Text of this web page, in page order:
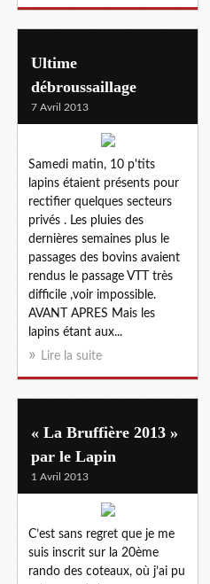
Ultime
débroussaillage
7 Avril 2013
Samedi matin, 10 p'tits
lapins étaient présents pour
rectifier quelques secteurs
privés . Les pluies des
dernières semaines plus le
passages des bovins avaient
rendus le passage VTT très
difficile ,voir impossible.
AVANT APRES Mais les
lapins étant aux...
Lire la suite
« La Bruffière 2013 »
par le Lapin
1 Avril 2013
C’est sans regret que je me
suis inscrit sur la 20ème
rando des coteaux, où j’ai pu